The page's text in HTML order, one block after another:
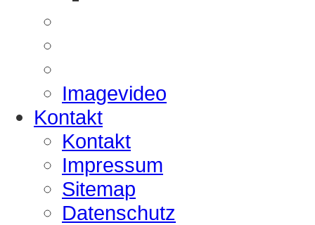
Imagevideo
Kontakt
Kontakt
Impressum
Sitemap
Datenschutz